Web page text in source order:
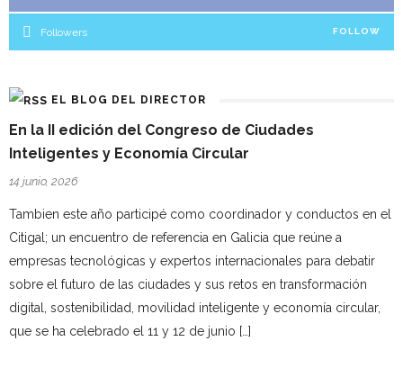
Followers FOLLOW
EL BLOG DEL DIRECTOR
En la II edición del Congreso de Ciudades
Inteligentes y Economía Circular
14 junio, 2026
Tambien este año participé como coordinador y conductos en el
Citigal; un encuentro de referencia en Galicia que reúne a
empresas tecnológicas y expertos internacionales para debatir
sobre el futuro de las ciudades y sus retos en transformación
digital, sostenibilidad, movilidad inteligente y economía circular,
que se ha celebrado el 11 y 12 de junio […]